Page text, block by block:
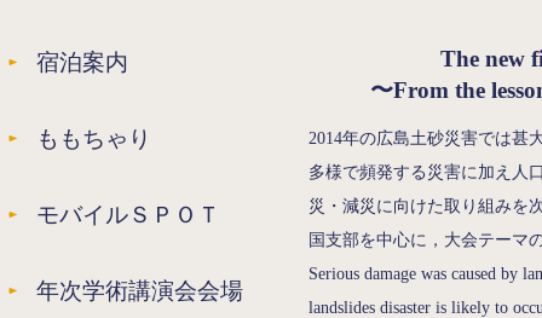
The new
〜From the
2014年の広島土砂災害では甚
多様で頻発する災害に加え人
災・減災に向けた取り組みを
国支部を中心に，大会テーマ
Serious damage was caused by
landslides disaster is likely to
宿泊案内
ももちゃり
モバイルＳＰＯＴ
年次学術講演会会場